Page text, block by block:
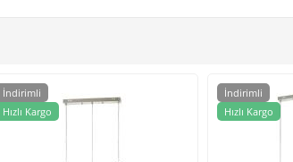
İndirimli
Hızlı Kargo
İndirimli
Hızlı Kargo